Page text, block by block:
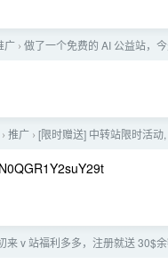
广 › 做了一个免费的 AI 公益站，
› 推广 › [限时赠送] 中转站限时活动
来 v 站福利多多，注册就送 30$